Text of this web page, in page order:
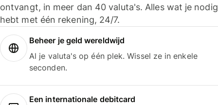
ontvangt, in meer dan 40 valuta's. Alles wat je nodig
hebt met één rekening, 24/7.
Beheer je geld wereldwijd
Al je valuta's op één plek. Wissel ze in enkele
seconden.
Een internationale debitcard